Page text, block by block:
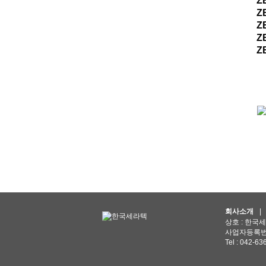
회사소개
상호 : 한국
사업자등록
Tel : 042-